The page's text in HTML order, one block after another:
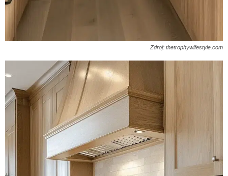
Zdroj: thetrophywifestyle.com